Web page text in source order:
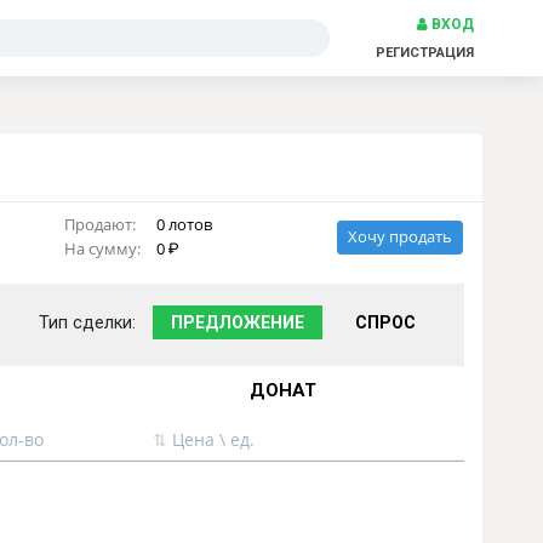
ВХОД
РЕГИСТРАЦИЯ
Продают:
0 лотов
На сумму:
0
Хочу продать
Тип сделки: ПРЕДЛОЖЕНИЕ СПРОС
ДОНАТ
во ⇅ Цена \ ед.